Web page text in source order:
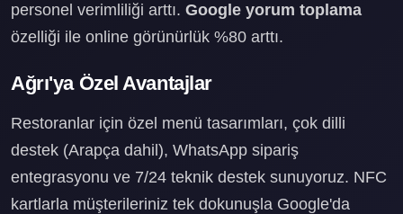
personel verimliliği arttı. Google yorum toplama
özelliği ile online görünürlük %80 arttı.
Ağrı'ya Özel Avantajlar
Restoranlar için özel menü tasarımları, çok dilli
destek (Arapça dahil), WhatsApp sipariş
entegrasyonu ve 7/24 teknik destek sunuyoruz. NFC
kartlarla müşterileriniz tek dokunuşla Google'da